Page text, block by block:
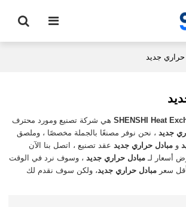
حراري جديد
SHENSHI Heat هي شركة تصنيع ومورد محترف
جديد ، نحن نوفر مصنعًا بالجملة مخصصًا ، وملصق
ومبادل حراري جديد عقد تصنيع ، اتصل بنا الآن
أسعار لـمبادل حراري جديد ، وسوف نرد في الوقت
سعرمبادل حراري جديد، ولكن سوف نقدم لك